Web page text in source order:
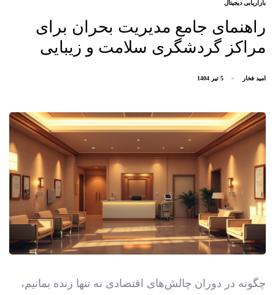
بازاریابی دیجیتال
راهنمای جامع مدیریت بحران برای
مراکز گردشگری سلامت و زیبایی
امید فخار 5 تیر 1404
چگونه در دوران چالش‌های اقتصادی نه تنها زنده بمانیم،